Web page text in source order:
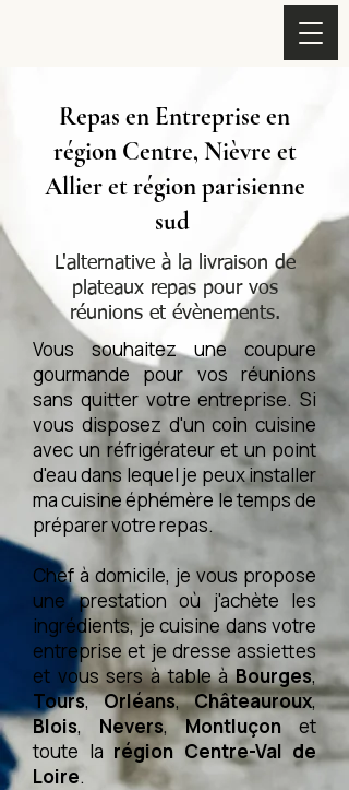
Repas en Entreprise en
région Centre, Nièvre et
Allier et région parisienne
sud
L'alternative à la livraison de
plateaux repas pour vos
réunions et évènements.
Vous souhaitez une coupure
gourmande pour vos réunions
sans quitter votre entreprise. Si
vous disposez d'un coin cuisine
avec un réfrigérateur et un point
d'eau dans lequel je peux installer
ma cuisine éphémère le temps de
préparer votre repas.
Chef à domicile, je vous propose
une prestation où j'achète les
ingrédients, je cuisine dans votre
entreprise et je dresse assiettes
et vous sers à table àBourges,
Tours,Orléans,Châteauroux,
Blois, Nevers,Montluçon et
toute la région Centre-Val de
Loire.